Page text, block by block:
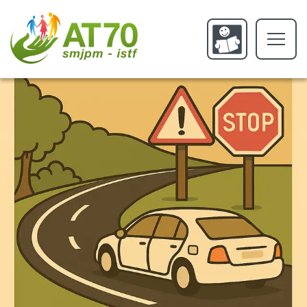
FAMILLE
CONCERNÉE
PROFESSIONNEL
L'ASSOCIATION
Qui sommes nous ?
L'histoire de l'AT70
Offres d'emploi
SERVICE SMJPM
CONDUITE